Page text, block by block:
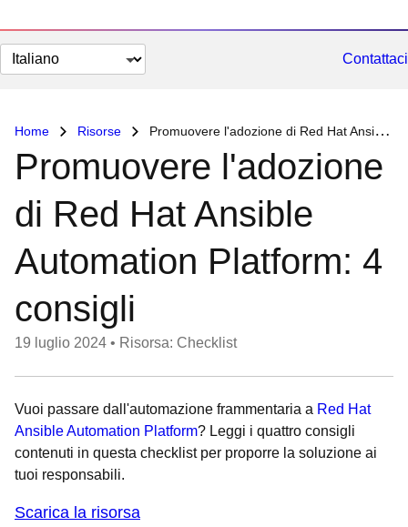
Cambia
lingua
Contattaci
Home Risorse Promuovere l'adozione di Red Hat Ansible Automation Platform: 4 consigli
Promuovere l'adozione
di Red Hat Ansible
Automation Platform: 4
consigli
19 luglio 2024 • Risorsa: Checklist
Vuoi passare dall'automazione frammentaria a Red Hat
Ansible Automation Platform? Leggi i quattro consigli
contenuti in questa checklist per proporre la soluzione ai
tuoi responsabili.
Scarica la risorsa